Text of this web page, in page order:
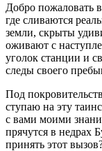
Добро пожаловать
где сливаются
земли, скрыты
оживают с
уголок станции и
следы своего
Под
ступаю на эту
с вами моими
прячутся в недрах
принять этот